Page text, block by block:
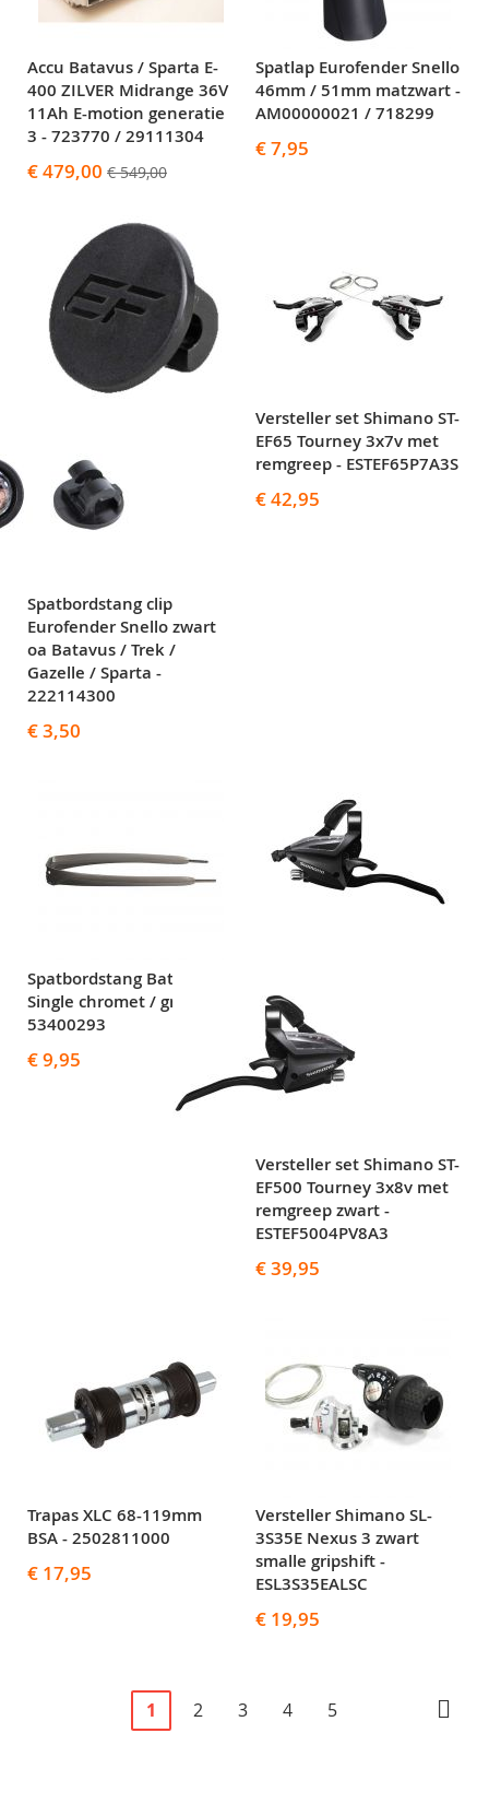
Accu Batavus / Sparta E-
400 ZILVER Midrange 36V
11Ah E-motion generatie
3 - 723770 / 29111304
Special
€ 479,00 € 549,00
Spatlap Eurofender Snello
46mm / 51mm matzwart -
AM00000021 / 718299
€ 7,95
Spatbordstang clip
Eurofender Snello zwart
oa Batavus / Trek /
Gazelle / Sparta -
222114300
€ 3,50
Versteller set Shimano ST-
EF65 Tourney 3x7v met
remgreep - ESTEF65P7A3S
€ 42,95
Spatbordstang Batavus
Single chromet / grijs -
53400293
€ 9,95
Versteller set Shimano ST-
EF500 Tourney 3x8v met
remgreep zwart -
ESTEF5004PV8A3
€ 39,95
Trapas XLC 68-119mm
BSA - 2502811000
€ 17,95
Versteller Shimano SL-
3S35E Nexus 3 zwart
smalle gripshift -
ESL3S35EALSC
€ 19,95
Pagina
U
1 Pagina
2 Pagina
3 Pagina
4 Pagina
5